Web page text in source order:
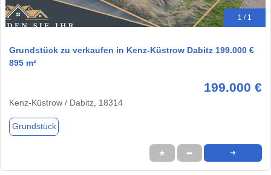
1 / 1
Grundstück zu verkaufen in Kenz-Küstrow Dabitz 199.000 €
895 m²
199.000 €
Kenz-Küstrow / Dabitz, 18314
Grundstück
★ ➦ ➜